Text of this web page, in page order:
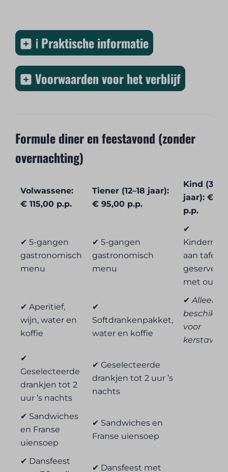
ℹ️ Praktische informatie
Voorwaarden voor het verblijf
Formule diner en feestavond (zonder
overnachting)
Volwassene:
€ 115,00 p.p.
Tiener (12–18 jaar):
€ 95,00 p.p.
Kind (3–11
jaar): € 45
p.p.
✔ 5-gangen
gastronomisch
menu
✔ 5-gangen
gastronomisch
menu
✔
aan tafel
met
✔ Aperitief,
wijn, water en
koffie
✔
Softdrankenpakket,
water en koffie
✔Alleen
voor
✔
Geselecteerde
drankjen tot 2
uur ’s nachts
✔ Geselecteerde
drankjen tot 2 uur ’s
nachts
✔ Sandwiches
en Franse
uiensoep
✔ Sandwiches en
Franse uiensoep
✔ Dansfeest
✔ Dansfeest met